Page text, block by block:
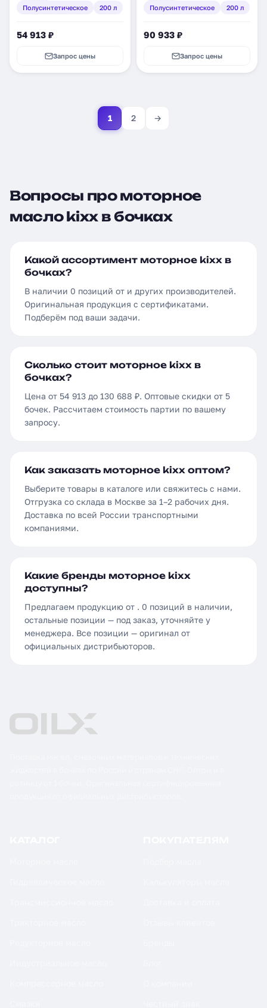
Полусинтетическое
200 л
54 913 ₽
Запрос цены
Полусинтетическое
200 л
90 933 ₽
Запрос цены
1 2 →
Вопросы про моторное
масло kixx в бочках
Какой ассортимент моторное kixx в
бочках?
В наличии 0 позиций от и других производителей.
Оригинальная продукция с сертификатами.
Подберём под ваши задачи.
Сколько стоит моторное kixx в
бочках?
Цена от 54 913 до 130 688 ₽. Оптовые скидки от 5
бочек. Рассчитаем стоимость партии по вашему
запросу.
Как заказать моторное kixx оптом?
Выберите товары в каталоге или свяжитесь с нами.
Отгрузка со склада в Москве за 1–2 рабочих дня.
Доставка по всей России транспортными
компаниями.
Какие бренды моторное kixx
доступны?
Предлагаем продукцию от . 0 позиций в наличии,
остальные позиции — под заказ, уточняйте у
менеджера. Все позиции — оригинал от
официальных дистрибьюторов.